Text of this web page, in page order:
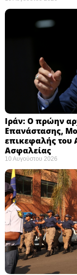
Ιράν: Ο πρώην
Επανάστασης,
επικεφαλής του
Ασφαλείας ​
10 Αυγούστου 2026